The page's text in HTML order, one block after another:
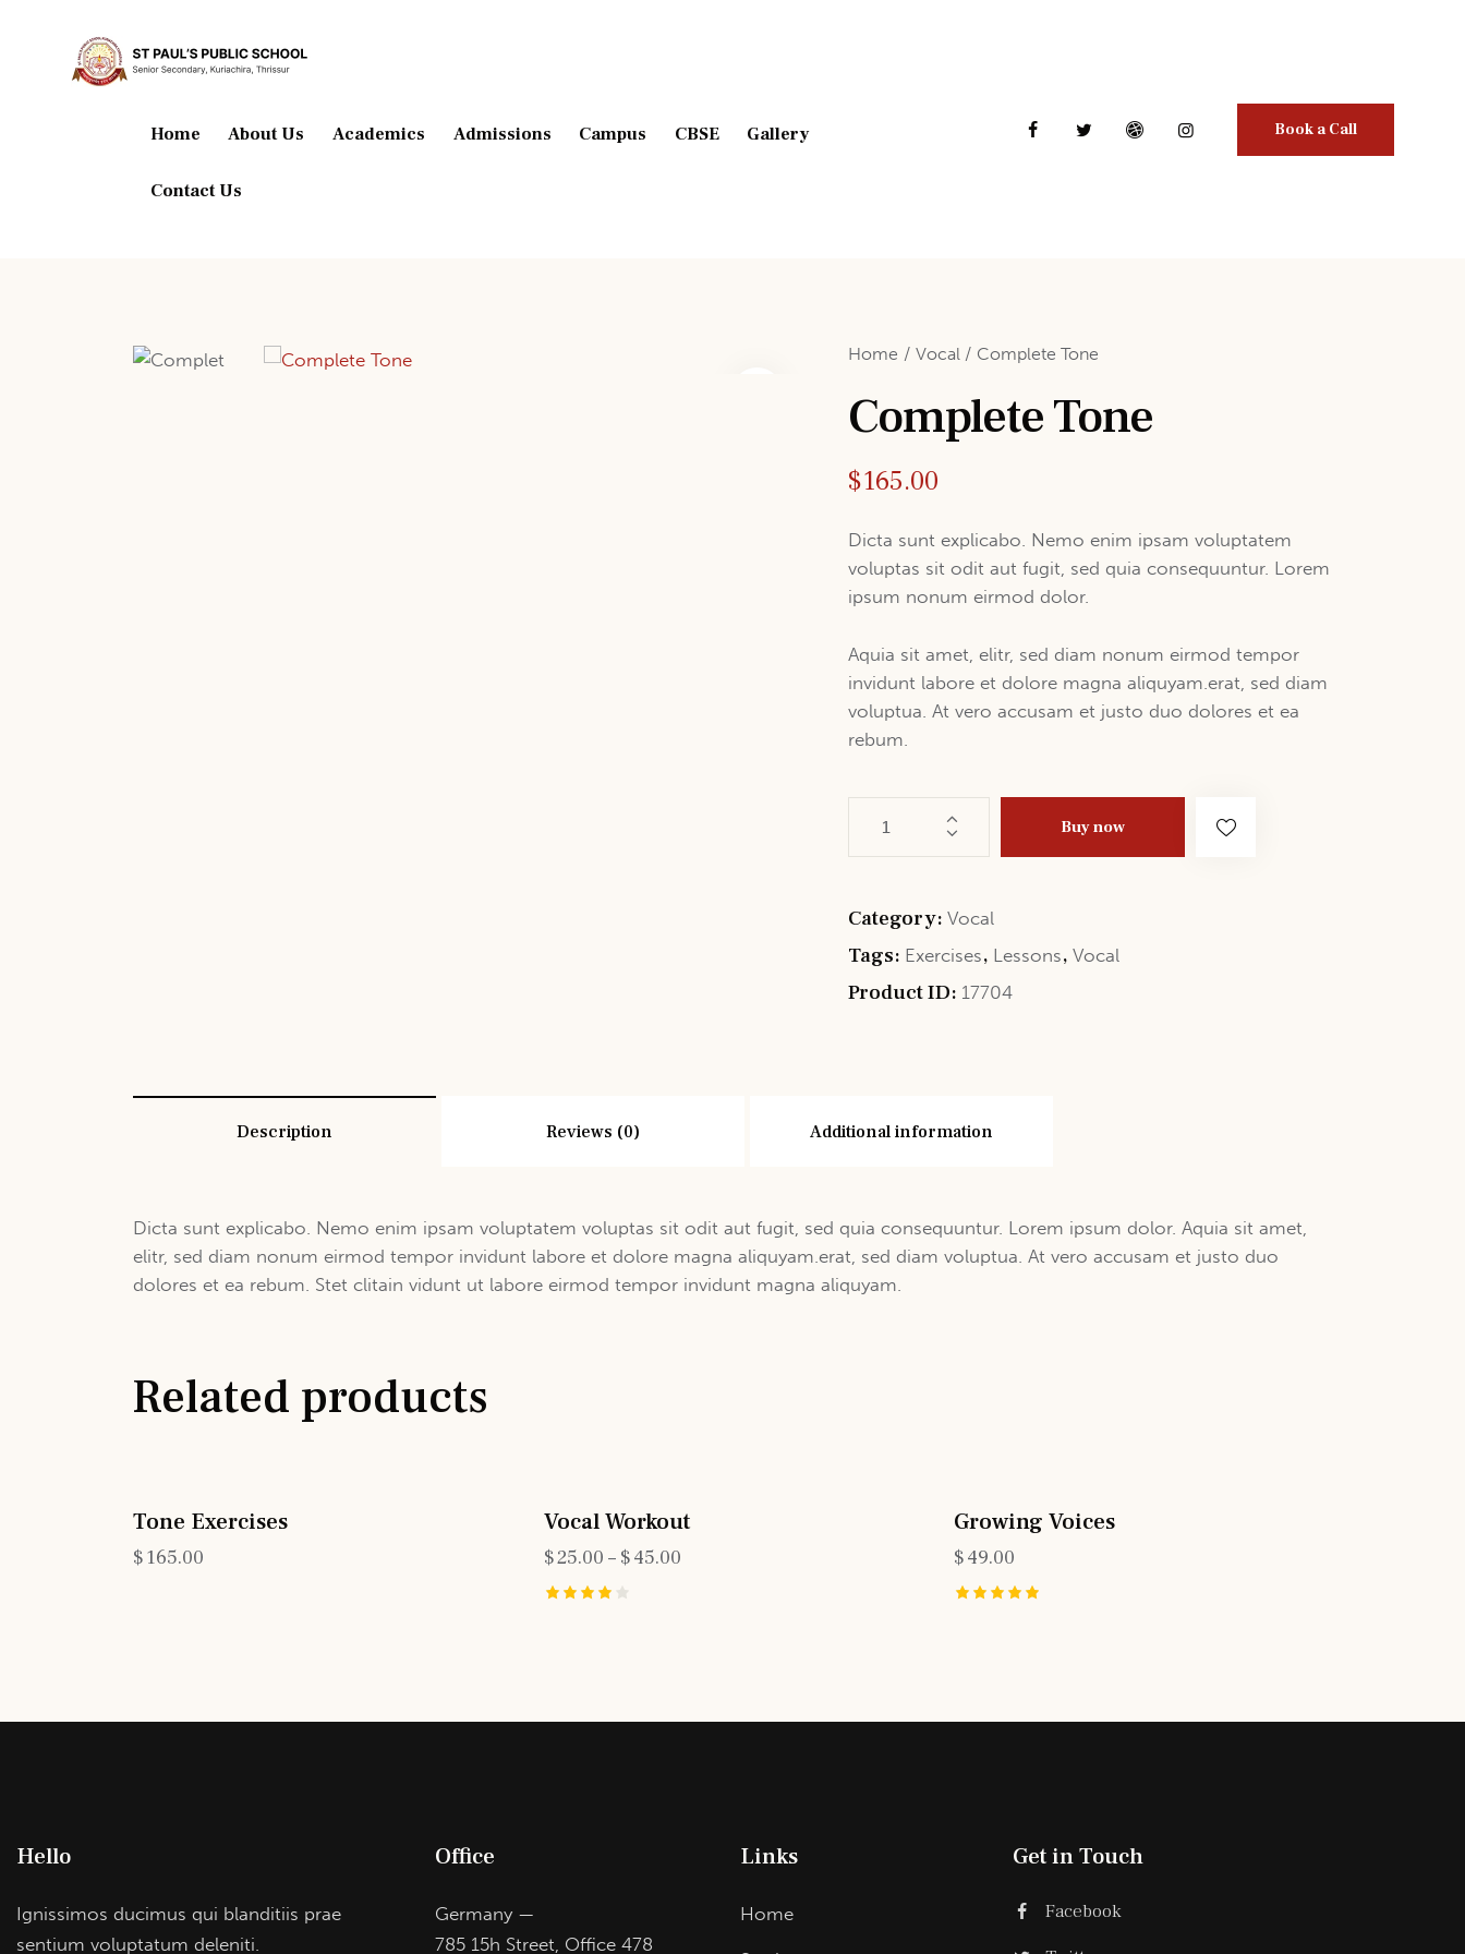
Home About Us Academics Admissions Campus CBSE Gallery
Contact Us
Book a Call
Home Vocal Complete Tone
Complete Tone
$165.00
Dicta sunt explicabo. Nemo enim ipsam voluptatem
voluptas sit odit aut fugit, sed quia consequuntur. Lorem
ipsum nonum eirmod dolor.
Aquia sit amet, elitr, sed diam nonum eirmod tempor
invidunt labore et dolore magna aliquyam.erat, sed diam
voluptua. At vero accusam et justo duo dolores et ea
rebum.
Buy now
Category: Vocal
Tags: Exercises, Lessons, Vocal
Product ID: 17704
Description Reviews (0) Additional information
Dicta sunt explicabo. Nemo enim ipsam voluptatem voluptas sit odit aut fugit, sed quia consequuntur. Lorem ipsum dolor. Aquia sit amet,
elitr, sed diam nonum eirmod tempor invidunt labore et dolore magna aliquyam.erat, sed diam voluptua. At vero accusam et justo duo
dolores et ea rebum. Stet clitain vidunt ut labore eirmod tempor invidunt magna aliquyam.
Related products
Tone Exercises
$165.00
Vocal Workout
$25.00 – $45.00
Growing Voices
$49.00
Hello
Ignissimos ducimus qui blanditiis prae
sentium voluptatum deleniti.
Office
Germany —
785 15h Street, Office 478
Links
Home
Get in Touch
Facebook